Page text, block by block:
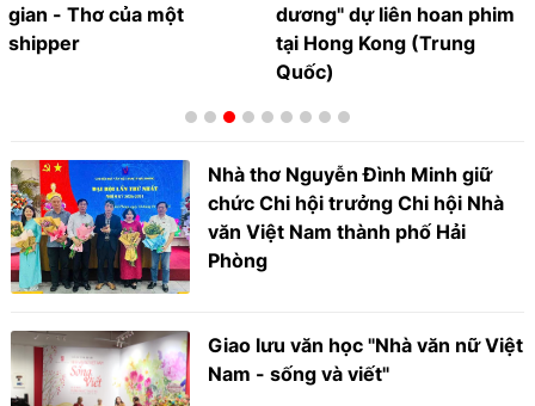
gian - Thơ của một
shipper
dương" dự liên hoan phim
tại Hong Kong (Trung
Quốc)
Nhà thơ Nguyễn Đình Minh giữ
chức Chi hội trưởng Chi hội Nhà
văn Việt Nam thành phố Hải
Phòng
Giao lưu văn học "Nhà văn nữ Việt
Nam - sống và viết"